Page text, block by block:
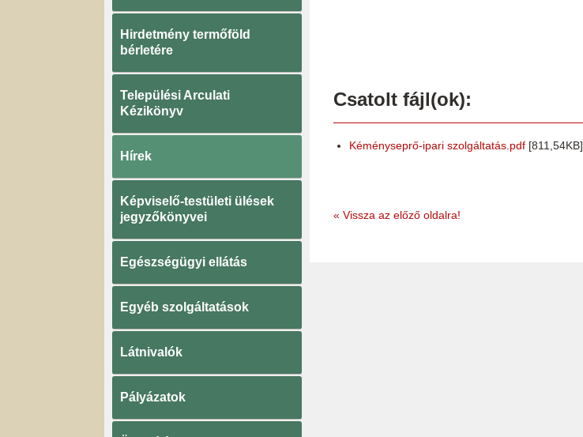
Hirdetmény termőföld
bérletére
Települési Arculati
Kézikönyv
Hírek
Képviselő-testületi ülések
jegyzőkönyvei
Egészségügyi ellátás
Egyéb szolgáltatások
Látnivalók
Pályázatok
Csatolt fájl(ok):
Kéményseprő-ipari szolgáltatás.pdf [811,54KB]
« Vissza az előző oldalra!